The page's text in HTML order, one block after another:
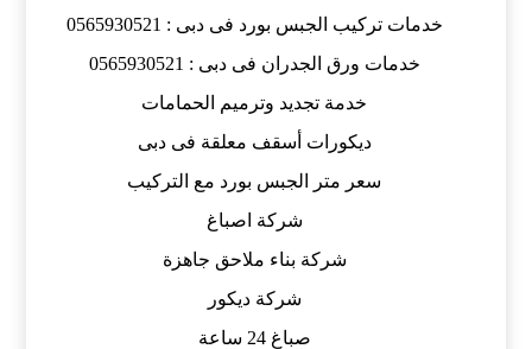
خدمات تركيب الجبس بورد فى دبى : 0565930521
خدمات ورق الجدران فى دبى : 0565930521
خدمة تجديد وترميم الحمامات
ديكورات أسقف معلقة فى دبى
سعر متر الجبس بورد مع التركيب
شركة اصباغ
شركة بناء ملاحق جاهزة
شركة ديكور
صباغ 24 ساعة